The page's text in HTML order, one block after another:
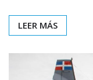
LEER MÁS